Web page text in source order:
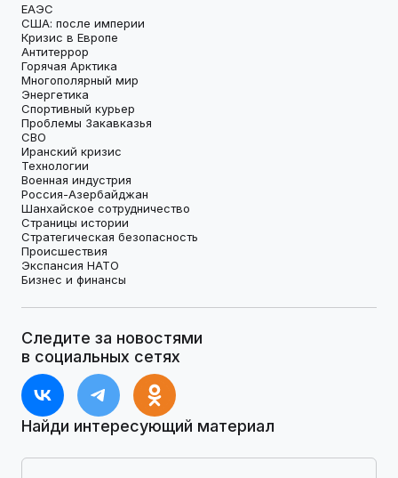
ЕАЭС
США: после империи
Кризис в Европе
Антитеррор
Горячая Арктика
Многополярный мир
Энергетика
Спортивный курьер
Проблемы Закавказья
СВО
Иранский кризис
Технологии
Военная индустрия
Россия-Азербайджан
Шанхайское сотрудничество
Страницы истории
Стратегическая безопасность
Происшествия
Экспансия НАТО
Бизнес и финансы
Следите за новостями
в социальных сетях
Найди интересующий материал